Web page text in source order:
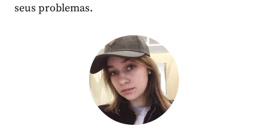
seus problemas.